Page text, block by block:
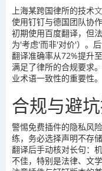
上海某跨国律所的技术
使用钉钉与德国团队协
初期使用百度翻译，但
为'考虑'而非'对价'）。
翻译准确率从72%提升
满足了律所的合规要求
业术语一致性的重要性。
合规与避
警惕免费插件的隐私风
练，务必选择声明不存
翻译后手动核对长句：
不佳，特别是法律、文